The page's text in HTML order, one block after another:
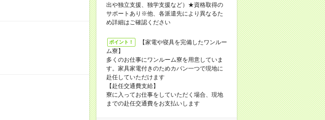
出や独立支援、独学支援など）★資格取得の
サポートあり※他、各派遣先により異なるた
め詳細はご確認ください
ポイント！
【家電や寝具を完備したワンルー
ム寮】
多くのお仕事にワンルーム寮を用意していま
す。家具家電付きのためカバン一つで現地に
赴任していただけます
【赴任交通費支給】
寮に入ってお仕事をしていただく場合、現地
までの赴任交通費をお支払いします